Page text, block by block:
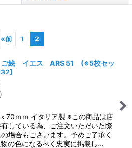
絞り込む
«前 1 2
ご絵 イエス ARS 51 (※5枚セッ
]
)
70ｍｍ イタリア製 ※この商品は店
している為、ご注文いただいた際
場合もございます。予めご了承く
の色になるべく忠実に掲載し…